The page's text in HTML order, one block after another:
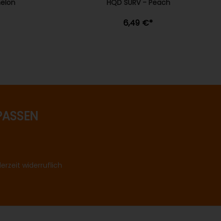
HQD SURV - Peach
6,49 €*
widerruflich